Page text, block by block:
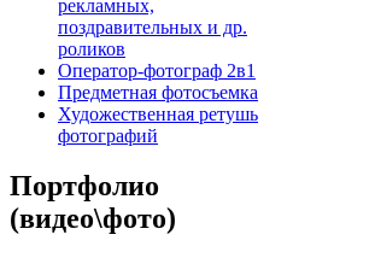
рекламных,
поздравительных и др.
роликов
Оператор-фотограф 2в1
Предметная фотосъемка
Художественная ретушь
фотографий
Портфолио
(видео\фото)